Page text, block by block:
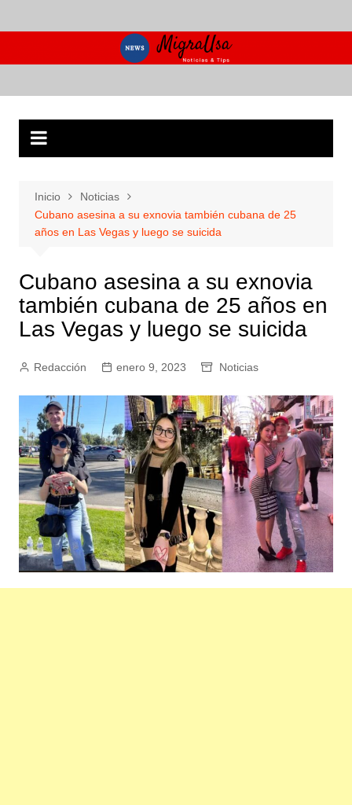
al
Inicio
Noticias
Cubano asesina a su exnovia también cubana de 25
años en Las Vegas y luego se suicida
Cubano asesina a su exnovia
también cubana de 25 años en
Las Vegas y luego se suicida
Redacción enero 9, 2023 Noticias